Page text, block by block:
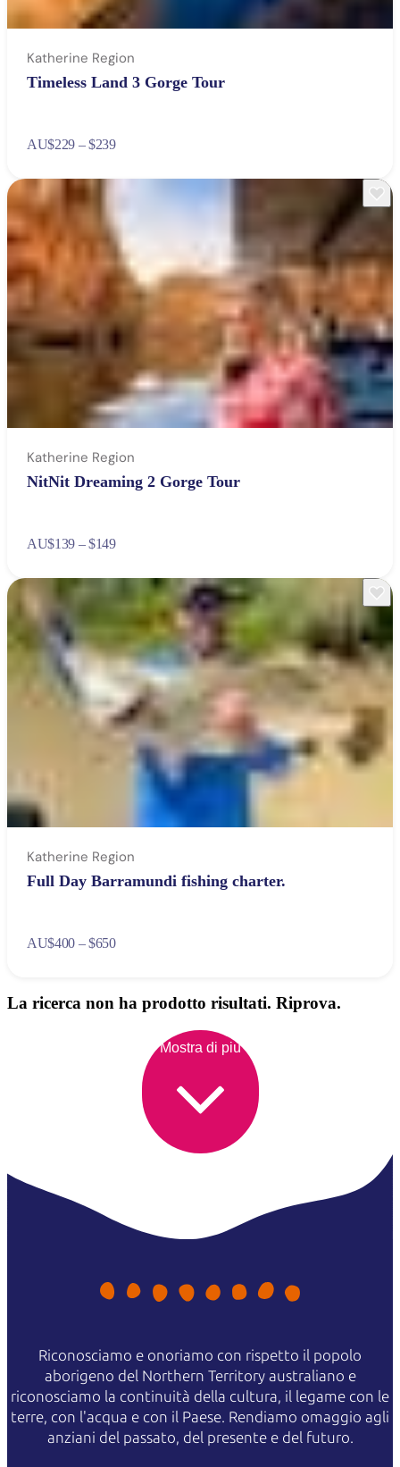
Katherine Region
Timeless Land 3 Gorge Tour
AU$229 – $239
Katherine Region
NitNit Dreaming 2 Gorge Tour
AU$139 – $149
Katherine Region
Full Day Barramundi fishing charter.
AU$400 – $650
La ricerca non ha prodotto risultati. Riprova.
Mostra di più
Riconosciamo e onoriamo con rispetto il popolo
aborigeno del Northern Territory australiano e
riconosciamo la continuità della cultura, il legame con le
terre, con l'acqua e con il Paese. Rendiamo omaggio agli
anziani del passato, del presente e del futuro.